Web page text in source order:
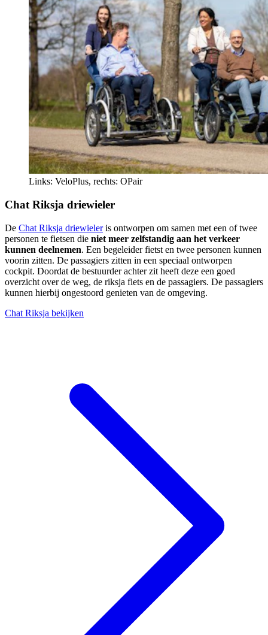
Links: VeloPlus, rechts: OPair
Chat Riksja driewieler
De Chat Riksja driewieleris ontworpen om samen met een of twee
personen te fietsen die niet meer zelfstandig aan het verkeer
kunnen deelnemen. Een begeleider fietst en twee personen kunnen
voorin zitten. De passagiers zitten in een speciaal ontworpen
cockpit. Doordat de bestuurder achter zit heeft deze een goed
overzicht over de weg, de riksja fiets en de passagiers. De passagiers
kunnen hierbij ongestoord genieten van de omgeving.
Chat Riksja bekijken